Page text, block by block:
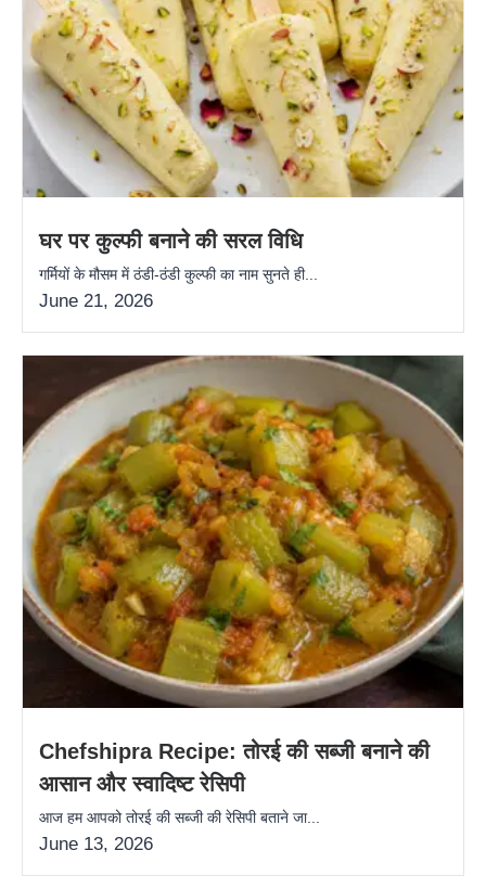
घर पर कुल्फी बनाने की सरल विधि
गर्मियों के मौसम में ठंडी-ठंडी कुल्फी का नाम सुनते ही...
June 21, 2026
Chefshipra Recipe: तोरई की सब्जी बनाने की
आसान और स्वादिष्ट रेसिपी
आज हम आपको तोरई की सब्जी की रेसिपी बताने जा...
June 13, 2026